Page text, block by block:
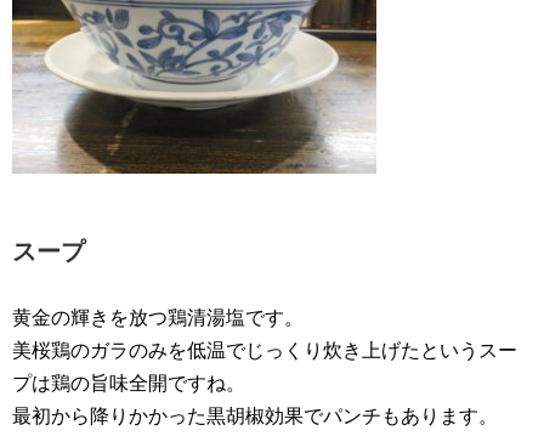
スープ
黄金の輝きを放つ鶏清湯塩です。
美桜鶏のガラのみを低温でじっくり炊き上げたというスー
プは鶏の旨味全開ですね。
最初から降りかかった黒胡椒効果でパンチもあります。